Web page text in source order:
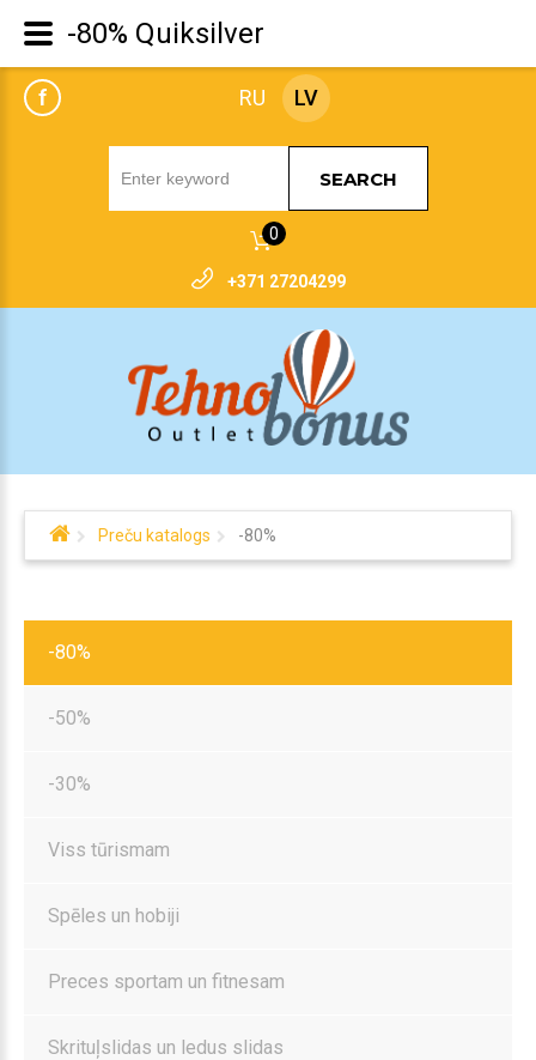
RU LV
f
SEARCH
0
+371 27204299
Preču katalogs -80%
-80%
-50%
-30%
Viss tūrismam
Spēles un hobiji
Preces sportam un fitnesam
Skrituļslidas un ledus slidas
-80% Quiksilver